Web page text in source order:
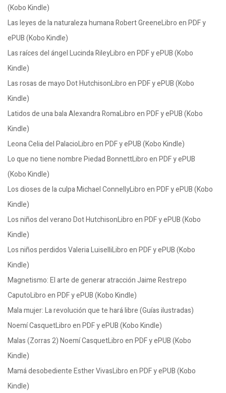
(Kobo Kindle)
Las leyes de la naturaleza humana Robert GreeneLibro en PDF y
ePUB (Kobo Kindle)
Las raíces del ángel Lucinda RileyLibro en PDF y ePUB (Kobo
Kindle)
Las rosas de mayo Dot HutchisonLibro en PDF y ePUB (Kobo
Kindle)
Latidos de una bala Alexandra RomaLibro en PDF y ePUB (Kobo
Kindle)
Leona Celia del PalacioLibro en PDF y ePUB (Kobo Kindle)
Lo que no tiene nombre Piedad BonnettLibro en PDF y ePUB
(Kobo Kindle)
Los dioses de la culpa Michael ConnellyLibro en PDF y ePUB (Kobo
Kindle)
Los niños del verano Dot HutchisonLibro en PDF y ePUB (Kobo
Kindle)
Los niños perdidos Valeria LuiselliLibro en PDF y ePUB (Kobo
Kindle)
Magnetismo: El arte de generar atracción Jaime Restrepo
CaputoLibro en PDF y ePUB (Kobo Kindle)
Mala mujer: La revolución que te hará libre (Guías ilustradas)
Noemí CasquetLibro en PDF y ePUB (Kobo Kindle)
Malas (Zorras 2) Noemí CasquetLibro en PDF y ePUB (Kobo
Kindle)
Mamá desobediente Esther VivasLibro en PDF y ePUB (Kobo
Kindle)